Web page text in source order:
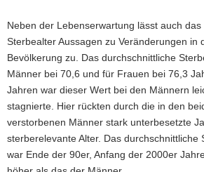
Neben der Lebenserwartung lässt auch
Sterbealter Aussagen zu Veränderungen in
Bevölkerung zu. Das durchschnittliche
Männer bei 70,6 und für Frauen bei 76,3
Jahren war dieser Wert bei den Männern
stagnierte. Hier rückten durch die in den
verstorbenen Männer stark unterbesetzte
sterberelevante Alter. Das durchschnittliche
war Ende der 90er, Anfang der 2000er